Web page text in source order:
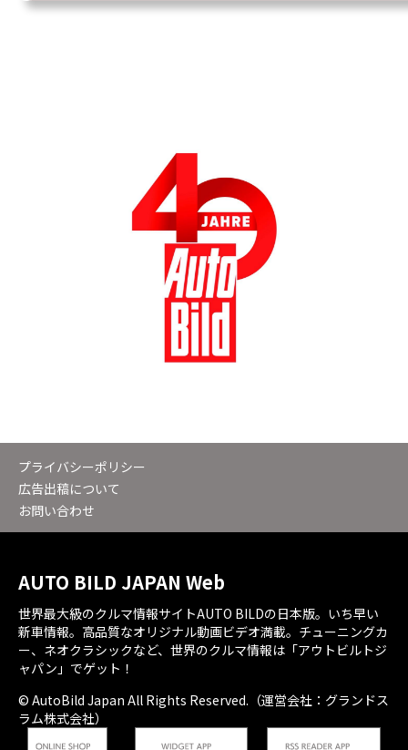
プライバシーポリシー
広告出稿について
お問い合わせ
AUTO BILD JAPAN Web
世界最大級のクルマ情報サイトAUTO BILDの日本版。いち早い
新車情報。高品質なオリジナル動画ビデオ満載。チューニングカ
ー、ネオクラシックなど、世界のクルマ情報は「アウトビルトジ
ャパン」でゲット！
© AutoBild Japan All Rights Reserved.（運営会社：グランドス
ラム株式会社）